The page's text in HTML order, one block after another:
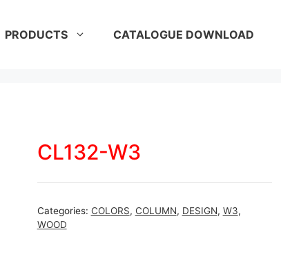
PRODUCTS CATALOGUE DOWNLOAD
CL132-W3
Categories: COLORS, COLUMN, DESIGN, W3,
WOOD